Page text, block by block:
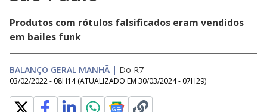
Produtos com rótulos falsificados eram vendidos
em bailes funk
BALANÇO GERAL MANHÃ | Do R7
03/02/2022 - 08H14 (ATUALIZADO EM 30/03/2024 - 07H29)